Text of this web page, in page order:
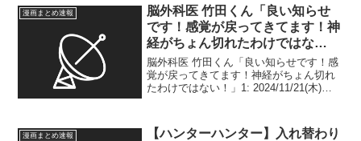
漫画まとめ速報
脳外科医 竹田くん「良い知らせ
です！感覚が戻ってきてます！神
経がちょん切れたわけではな
い！」
脳外科医 竹田くん「良い知らせです！感
覚が戻ってきてます！神経がちょん切れ
たわけではない！」1: 2024/11/21(木)
め、やりとりを...
漫画まとめ速報
【ハンターハンター】入れ替わり